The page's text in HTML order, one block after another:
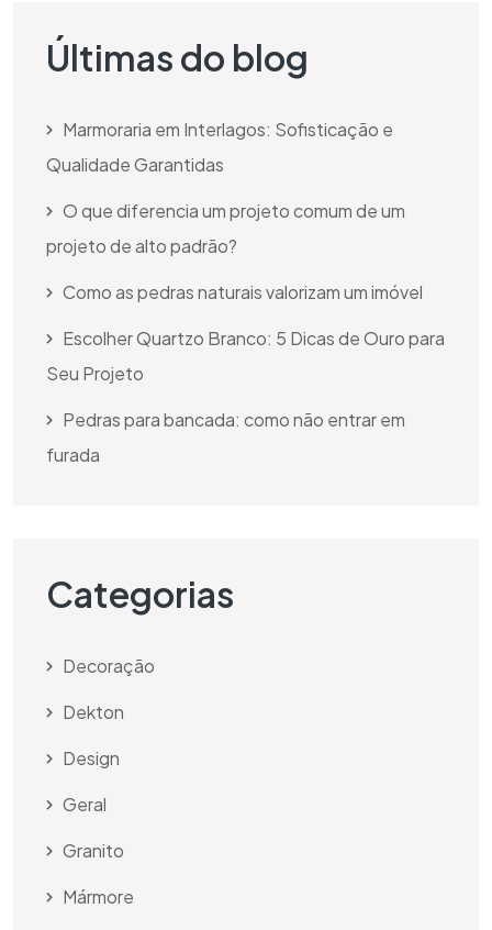
Últimas do blog
Marmoraria em Interlagos: Sofisticação e
Qualidade Garantidas
O que diferencia um projeto comum de um
projeto de alto padrão?
Como as pedras naturais valorizam um imóvel
Escolher Quartzo Branco: 5 Dicas de Ouro para
Seu Projeto
Pedras para bancada: como não entrar em
furada
Categorias
Decoração
Dekton
Design
Geral
Granito
Mármore